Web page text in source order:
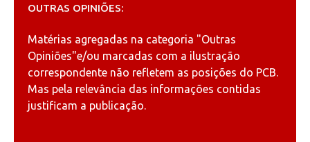
OUTRAS OPINIÕES:
Matérias agregadas na categoria "Outras
Opiniões"e/ou marcadas com a ilustração
correspondente não refletem as posições do PCB.
Mas pela relevância das informações contidas
justificam a publicação.